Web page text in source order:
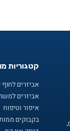
קטגוריות
אביזרים לחוף
אביזרים
איפור וטיפוח
בקבוקים